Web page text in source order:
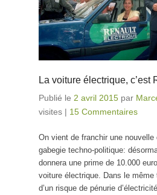
La voiture électrique, c’est
Publié le 2 avril 2015 par
visites | 15 Commentaires
On vient de franchir une nouvelle
gabegie techno-politique:
donnera une prime de 10.000
voiture électrique. Dans le même
d’un risque de pénurie